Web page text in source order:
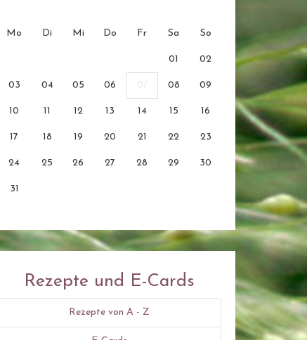
Mo Di Mi Do Fr Sa So
01 02
03 04 05 06 07 08 09
10 11 12 13 14 15 16
17 18 19 20 21 22 23
24 25 26 27 28 29 30
31
Rezepte und E-Cards
Rezepte von A - Z